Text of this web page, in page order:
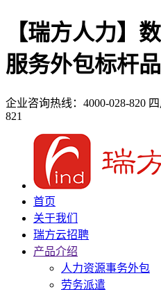
【瑞方人力】
服务外包标杆
企业咨询热线：4000-028-820
821
首页
关于我们
瑞方云招聘
产品介绍
人力资源事务外包
劳务派遣